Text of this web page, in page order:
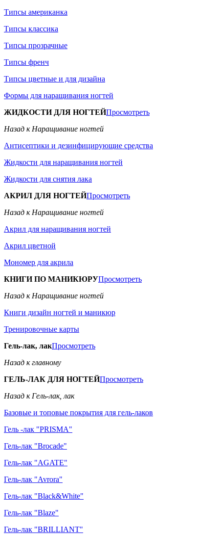
Типсы американка
Типсы классика
Типсы прозрачные
Типсы френч
Типсы цветные и для дизайна
Формы для наращивания ногтей
ЖИДКОСТИ ДЛЯ НОГТЕЙПросмотреть
Назад к Наращивание ногтей
Антисептики и дезинфицирующие средства
Жидкости для наращивания ногтей
Жидкости для снятия лака
АКРИЛ ДЛЯ НОГТЕЙПросмотреть
Назад к Наращивание ногтей
Акрил для наращивания ногтей
Акрил цветной
Мономер для акрила
КНИГИ ПО МАНИКЮРУПросмотреть
Назад к Наращивание ногтей
Книги дизайн ногтей и маникюр
Тренировочные карты
Гель-лак, лакПросмотреть
Назад к главному
ГЕЛЬ-ЛАК ДЛЯ НОГТЕЙПросмотреть
Назад к Гель-лак, лак
Базовые и топовые покрытия для гель-лаков
Гель -лак "PRISMA"
Гель-лак "Brocade"
Гель-лак "AGATE"
Гель-лак "Avrora"
Гель-лак "Black&White"
Гель-лак "Blaze"
Гель-лак "BRILLIANT"